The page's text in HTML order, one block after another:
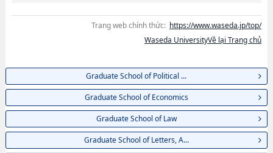
FinancehoặcGraduate School of AccountancyhoặcGraduate School of
Sport ScienceshoặcGraduate School of Creative Science and
EngineeringhoặcGraduate school of Advanced Science and
Communication Studies, thông tin về từng khoa nghiên cứu, thông tin liên
quan đến thi tuyển như số lượng tuyển sinh, số lượng trúng tuyển, cở sở
trang thiết bị, hướng dẫn địa điểm v.v...
Trang web chính thức: https://www.waseda.jp/top/
Waseda UniversityVề lại Trang chủ
Graduate School of Political ...
Graduate School of Economics
Graduate School of Law
Graduate School of Letters, A...